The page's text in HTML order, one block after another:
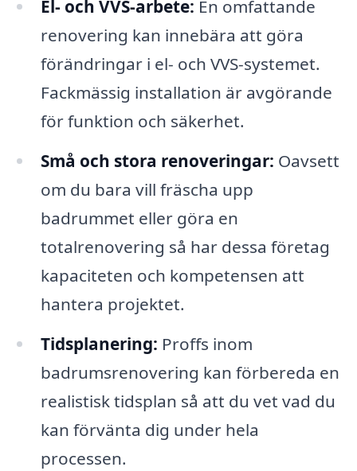
El- och VVS-arbete: En omfattande
renovering kan innebära att göra
förändringar i el- och VVS-systemet.
Fackmässig installation är avgörande
för funktion och säkerhet.
Små och stora renoveringar: Oavsett
om du bara vill fräscha upp
badrummet eller göra en
totalrenovering så har dessa företag
kapaciteten och kompetensen att
hantera projektet.
Tidsplanering: Proffs inom
badrumsrenovering kan förbereda en
realistisk tidsplan så att du vet vad du
kan förvänta dig under hela
processen.